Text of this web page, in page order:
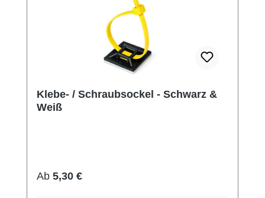
Klebe- / Schraubsockel - Schwarz &
Weiß
Regulärer Preis:
Ab 5,30 €